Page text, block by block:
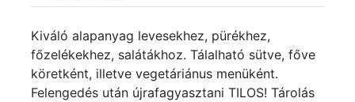
Kiváló alapanyag levesekhez, pürékhez,
főzelékekhez, salátákhoz. Tálalható sütve, főve
köretként, illetve vegetáriánus menüként.
Felengedés után újrafagyasztani TILOS! Tárolás